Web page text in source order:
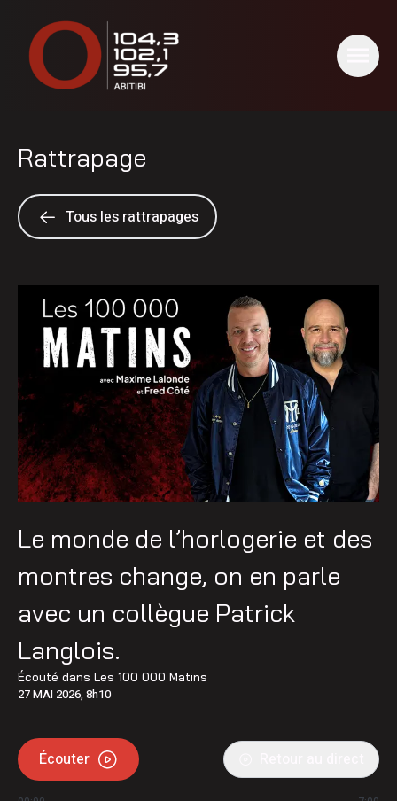
Rattrapage
Tous les rattrapages
Le monde de l’horlogerie et des
montres change, on en parle
avec un collègue Patrick
Langlois.
Écouté dans Les 100 000 Matins
27 MAI 2026, 8h10
Écouter